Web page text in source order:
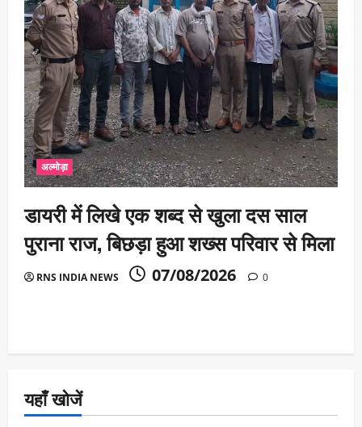
अल्मोड़ा
डायरी में लिखे एक शब्द से खुला दस साल
पुराना राज, बिछड़ा हुआ शख्स परिवार से मिला
RNS INDIA NEWS 07/08/2026 0
यहाँ खोजें